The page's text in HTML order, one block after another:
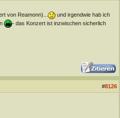
von Reamonn)...
und irgendwie hab ich
- das Konzert ist inzwischen sicherlich
#8126